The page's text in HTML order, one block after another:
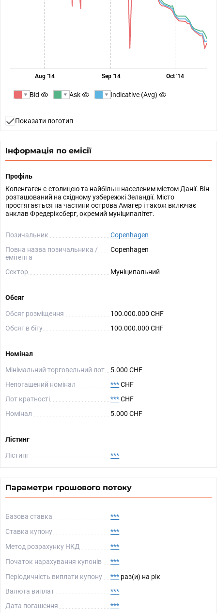
Aug '14 Sep '14 Oct '14
Bid Ask Indicative (Avg)
Показати логотип
Інформація по емісії
Профіль
Копенгаген є столицею та найбільш населеним містом Данії. Він
розташований на східному узбережжі Зеландії. Місто
простягається на частини острова Амагер і також включає
анклав Фредеріксберг, окремий муніципалітет.
Позичальник
Copenhagen
Повна назва позичальника /
емітента
Copenhagen
Сектор Муніципальний
Обсяг
Обсяг розміщення
100.000.000 CHF
Обсяг в бігу
100.000.000 CHF
Номінал
Мінімальний торговельний лот
5.000 CHF
Непогашений номінал
***CHF
Лот кратності
***CHF
Номінал
5.000 CHF
Лістинг
Лістинг ***
Параметри грошового потоку
Базова ставка
***
Ставка купону
***
Метод розрахунку НКД
***
Початок нарахування купонів
***
Періодичність виплати купону
*** раз(и) на рік
Валюта виплат
***
Дата погашення
***